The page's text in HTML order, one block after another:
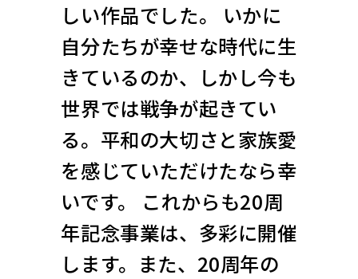
しい作品でした。 いかに
自分たちが幸せな時代に生
きているのか、しかし今も
世界では戦争が起きてい
る。平和の大切さと家族愛
を感じていただけたなら幸
いです。 これからも20周
年記念事業は、多彩に開催
します。また、20周年の